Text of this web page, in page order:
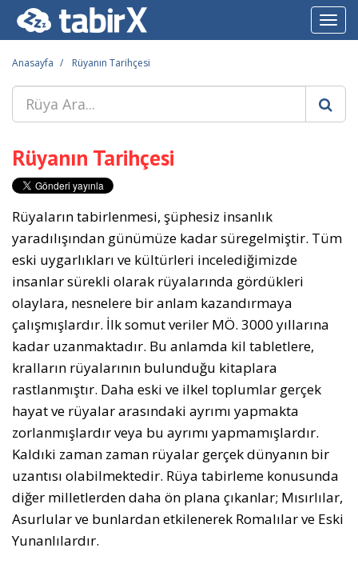
Anasayfa Rüyanın Tarihçesi
Rüyanın Tarihçesi
Rüyaların tabirlenmesi, şüphesiz insanlık
yaradılışından günümüze kadar süregelmiştir. Tüm
eski uygarlıkları ve kültürleri incelediğimizde
insanlar sürekli olarak rüyalarında gördükleri
olaylara, nesnelere bir anlam kazandırmaya
çalışmışlardır. İlk somut veriler MÖ. 3000 yıllarına
kadar uzanmaktadır. Bu anlamda kil tabletlere,
kralların rüyalarının bulunduğu kitaplara
rastlanmıştır. Daha eski ve ilkel toplumlar gerçek
hayat ve rüyalar arasındaki ayrımı yapmakta
zorlanmışlardır veya bu ayrımı yapmamışlardır.
Kaldıki zaman zaman rüyalar gerçek dünyanın bir
uzantısı olabilmektedir. Rüya tabirleme konusunda
diğer milletlerden daha ön plana çıkanlar; Mısırlılar,
Asurlular ve bunlardan etkilenerek Romalılar ve Eski
Yunanlılardır.